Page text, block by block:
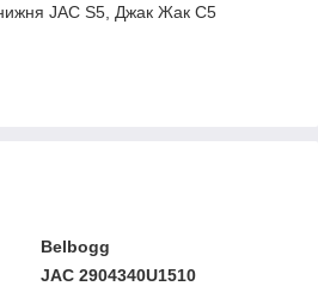
JAC S5, Джак Жак С5
Belbogg
JAC 2904340U1510